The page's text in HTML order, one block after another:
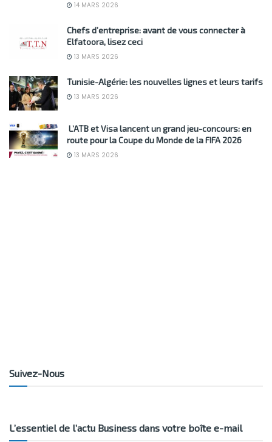
14 MARS 2026
Chefs d’entreprise: avant de vous connecter à
Elfatoora, lisez ceci
13 MARS 2026
Tunisie-Algérie: les nouvelles lignes et leurs tarifs
13 MARS 2026
L’ATB et Visa lancent un grand jeu-concours: en
route pour la Coupe du Monde de la FIFA 2026
13 MARS 2026
Suivez-Nous
L’essentiel de l’actu Business dans votre boîte e-mail